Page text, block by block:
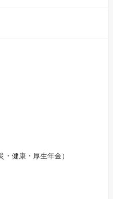
健康・厚生年金）